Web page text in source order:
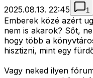
2025.08.13. 22:45
1
Emberek közé azért
nem is akarok? Sőt,
hogy több a
hisztizni, mint egy
Vagy neked ilyen